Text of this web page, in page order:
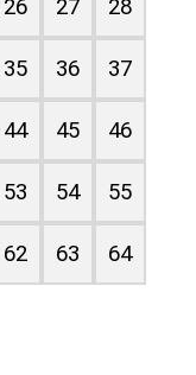
26 27 28
35 36 37
44 45 46
53 54 55
62 63 64